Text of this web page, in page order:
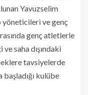
Yavuzselim
yöneticileri ve genç
genç atletlerle
saha dışındaki
tavsiyelerde
kulübe